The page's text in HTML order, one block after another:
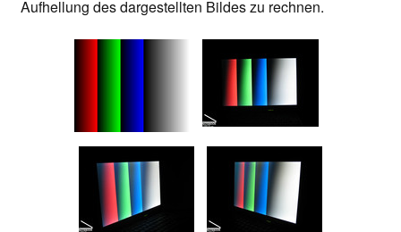
Aufhellung des dargestellten Bildes zu rechnen.